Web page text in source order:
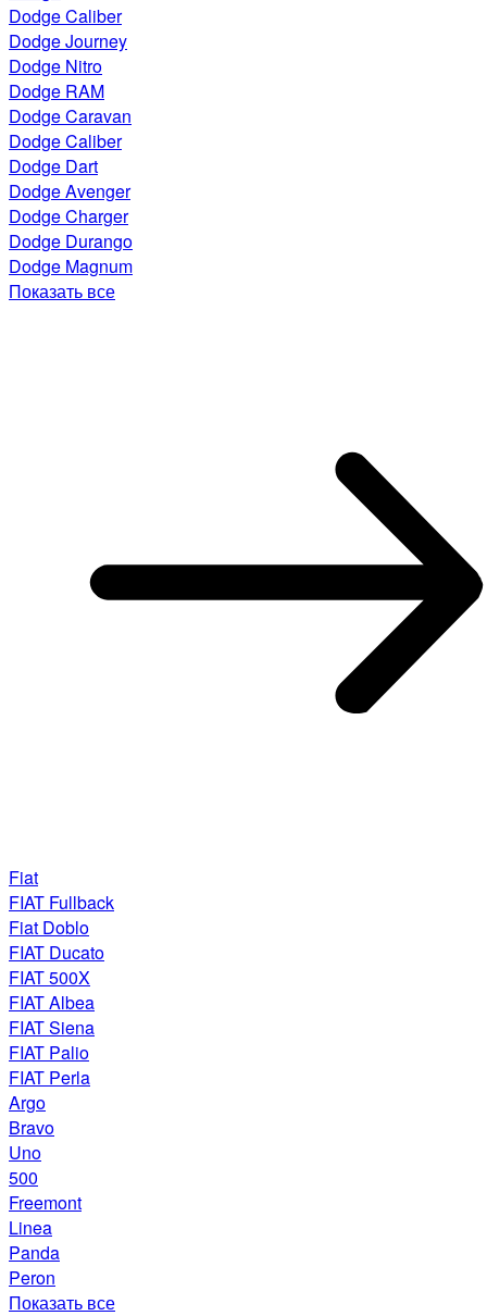
Dodge Caliber
Dodge Journey
Dodge Nitro
Dodge RAM
Dodge Caravan
Dodge Caliber
Dodge Dart
Dodge Avenger
Dodge Charger
Dodge Durango
Dodge Magnum
Показать все
Fiat
FIAT Fullback
Fiat Doblo
FIAT Ducato
FIAT 500X
FIAT Albea
FIAT Siena
FIAT Palio
FIAT Perla
Argo
Bravo
Uno
500
Freemont
Linea
Panda
Peron
Показать все